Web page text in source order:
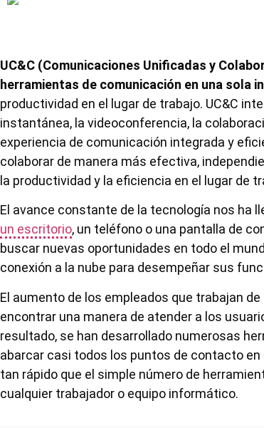
UC&C (Comunicaciones Unificadas y
herramientas de comunicación en una sola
productividad en el lugar de trabajo. UC&C
instantánea, la videoconferencia, la
experiencia de comunicación integrada y
colaborar de manera más efectiva,
la productividad y la eficiencia en el lugar de
El avance constante de la tecnología nos ha
un escritorio, un teléfono o una pantalla de
buscar nuevas oportunidades en todo el
conexión a la nube para desempeñar sus
El aumento de los empleados que trabajan
encontrar una manera de atender a los
resultado, se han desarrollado numerosas
abarcar casi todos los puntos de contacto en
tan rápido que el simple número de
cualquier trabajador o equipo informático.